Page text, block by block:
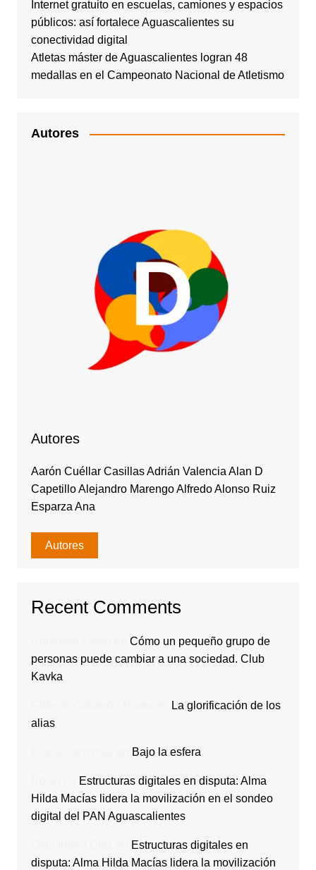
Internet gratuito en escuelas, camiones y espacios
públicos: así fortalece Aguascalientes su
conectividad digital
Atletas máster de Aguascalientes logran 48
medallas en el Campeonato Nacional de Atletismo
Autores
Autores
Aarón Cuéllar Casillas Adrián Valencia Alan D
Capetillo Alejandro Marengo Alfredo Alonso Ruiz
Esparza Ana
Autores
Recent Comments
Cómo un pequeño grupo de
personas puede cambiar a una sociedad. Club
Kavka
La glorificación de los
alias
Bajo la esfera
Estructuras digitales en disputa: Alma
Hilda Macías lidera la movilización en el sondeo
digital del PAN Aguascalientes
Estructuras digitales en
disputa: Alma Hilda Macías lidera la movilización